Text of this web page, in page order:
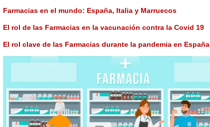
Farmacias en el mundo: España, Italia y Marruecos
El rol de las Farmacias en la vacunación contra la Covid 19
El rol clave de las Farmacias durante la pandemia en España